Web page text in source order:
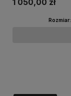
1 050,00 zł
Rozmiar: